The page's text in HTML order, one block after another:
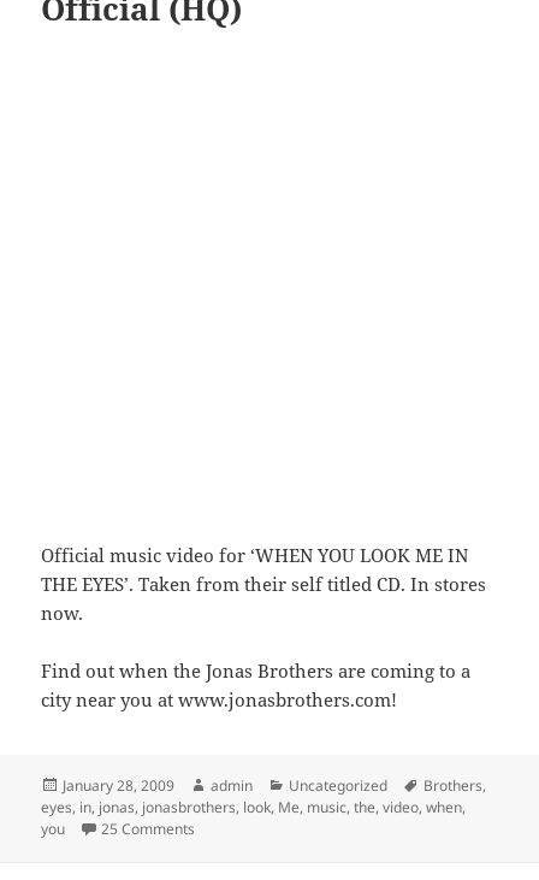
Official music video for ‘WHEN YOU LOOK ME IN
THE EYES’. Taken from their self titled CD. In stores
now.
Find out when the Jonas Brothers are coming to a
city near you at www.jonasbrothers.com!
Posted
on
January 28, 2009 Author
admin Categories
Uncategorized Tags
Brothers,
eyes, in, jonas, jonasbrothers, look, Me, music,the,video,when,
you
25 Comments